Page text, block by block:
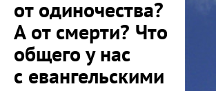
от одиночества?
А от смерти? Что
общего у нас
с евангельскими